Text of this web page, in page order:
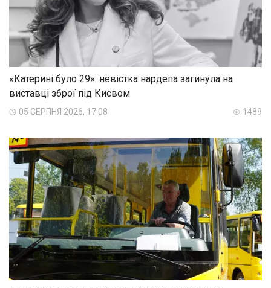
«Катерині було 29»: невістка нардепа загинула на
виставці зброї під Києвом
05 СЕРПНЯ 2026, 17:08 1489